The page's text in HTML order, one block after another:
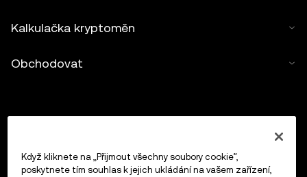
Kalkulačka kryptoměn
Obchodovat
Když kliknete na „Přijmout všechny soubory cookie“,
poskytnete tím souhlas k jejich ukládání na vašem zařízení,